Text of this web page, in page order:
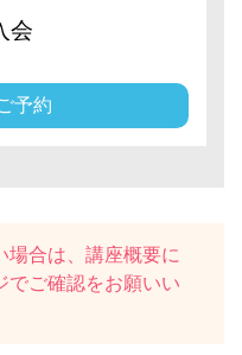
会
予約
場合は、講座概要に
でご確認をお願いい